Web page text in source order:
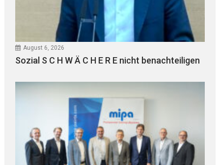
August 6, 2026
Sozial S C H W Ä C H E R E nicht benachteiligen